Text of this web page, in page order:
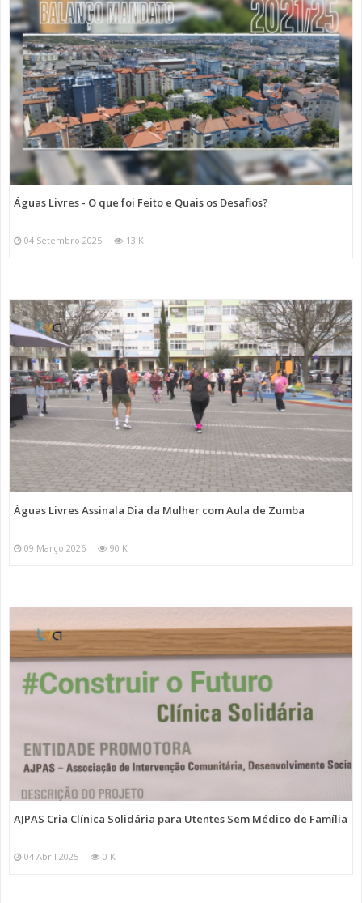
Águas Livres - O que foi Feito e Quais os Desafios?
04 Setembro 2025 13 K
Águas Livres Assinala Dia da Mulher com Aula de Zumba
09 Março 2026 90 K
AJPAS Cria Clínica Solidária para Utentes Sem Médico de Família
04 Abril 2025 0 K